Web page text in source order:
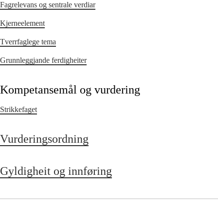
Fagrelevans og sentrale verdiar
Kjerneelement
Tverrfaglege tema
Grunnleggjande ferdigheiter
Kompetansemål og vurdering
Strikkefaget
Vurderingsordning
Gyldigheit og innføring